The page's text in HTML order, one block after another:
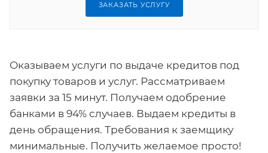
ЗАКАЗАТЬ УСЛУГУ
Оказываем услуги по выдаче кредитов под
покупку товаров и услуг. Рассматриваем
заявки за 15 минут. Получаем одобрение
банками в 94% случаев. Выдаем кредиты в
день обращения. Требования к заемщику
минимальные. Получить желаемое просто!